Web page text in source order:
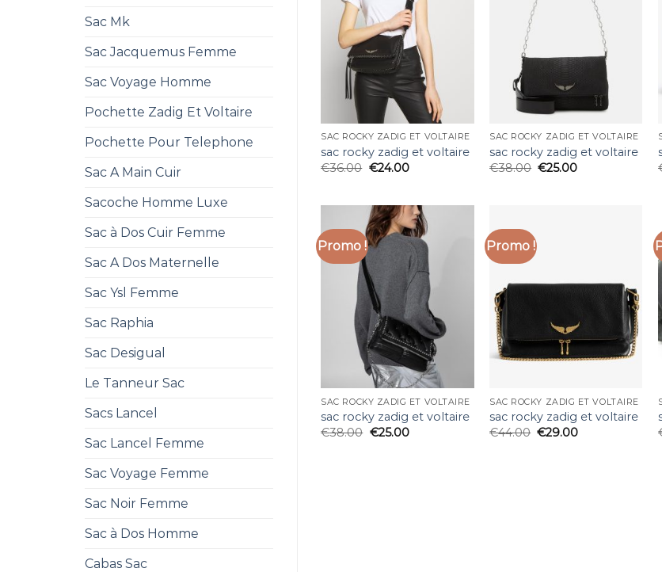
Sac Mk
Sac Jacquemus Femme
Sac Voyage Homme
Pochette Zadig Et Voltaire
Pochette Pour Telephone
Sac A Main Cuir
Sacoche Homme Luxe
Sac à Dos Cuir Femme
Sac A Dos Maternelle
Sac Ysl Femme
Sac Raphia
Sac Desigual
Le Tanneur Sac
Sacs Lancel
Sac Lancel Femme
Sac Voyage Femme
Sac Noir Femme
Sac à Dos Homme
Cabas Sac
SAC ROCKY ZADIG ET VOLTAIRE
sac rocky zadig et voltaire
€36.00 €24.00
SAC ROCKY ZADIG ET VOLTAIRE
sac rocky zadig et voltaire
€38.00 €25.00
Promo !
SAC ROCKY ZADIG ET VOLTAIRE
sac rocky zadig et voltaire
€38.00 €25.00
Promo !
SAC ROCKY ZADIG ET VOLTAIRE
sac rocky zadig et voltaire
€44.00 €29.00